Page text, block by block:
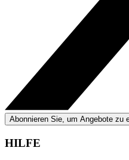
Abonnieren Sie, um Angebote zu
HILFE